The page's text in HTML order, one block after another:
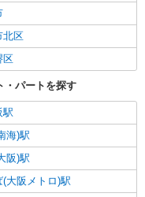
北区
区
・パートを探す
駅
海)駅
阪)駅
(大阪メトロ)駅